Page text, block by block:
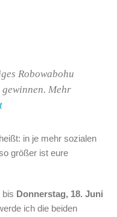
Robowabohu
Mehr
in je mehr sozialen
größer ist eure
bis Donnerstag, 18. Juni
ich die beiden